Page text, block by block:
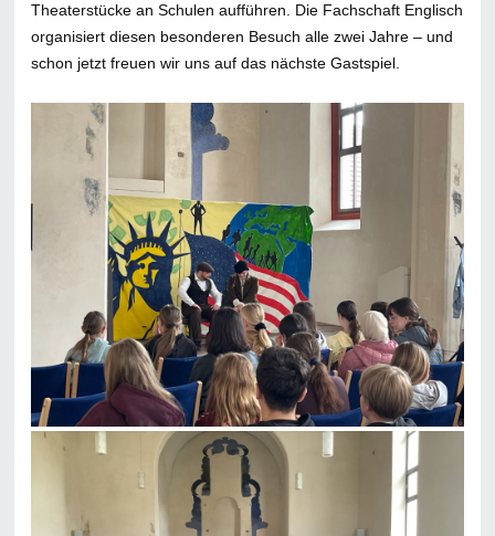
Theaterstücke an Schulen aufführen. Die Fachschaft Englisch
organisiert diesen besonderen Besuch alle zwei Jahre – und
schon jetzt freuen wir uns auf das nächste Gastspiel.